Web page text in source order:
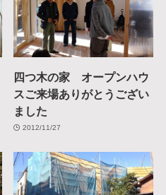
四つ木の家 オープンハウ
スご来場ありがとうござい
ました
2012/11/27